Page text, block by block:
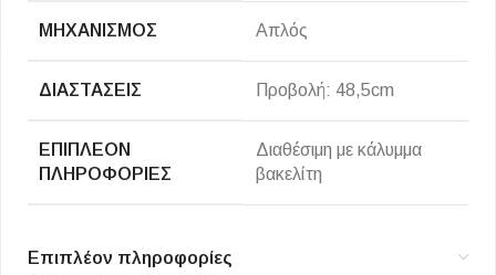
ΜΗΧΑΝΙΣΜΌΣ Απλός
ΔΙΑΣΤΆΣΕΙΣ Προβολή: 48,5cm
ΕΠΙΠΛΈΟΝ
ΠΛΗΡΟΦΟΡΊΕΣ
Διαθέσιμη με κάλυμμα
βακελίτη
Επιπλέον πληροφορίες